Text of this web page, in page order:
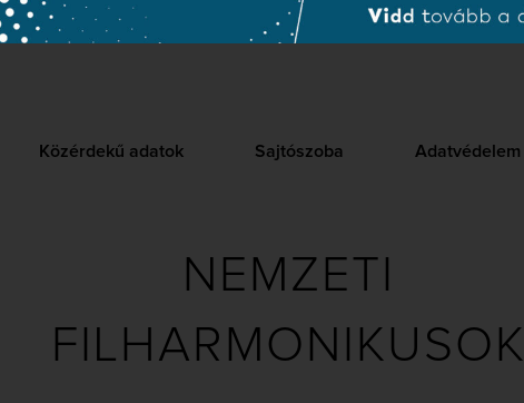
Közérdekű adatok Sajtószoba Adatvédelem
NEMZETI
FILHARMONIKUSOK